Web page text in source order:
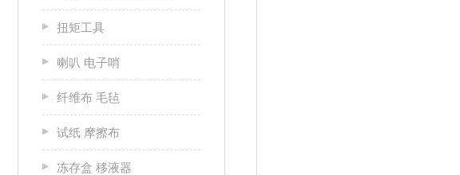
扭矩工具
喇叭 电子哨
纤维布 毛毡
试纸 摩擦布
冻存盒 移液器